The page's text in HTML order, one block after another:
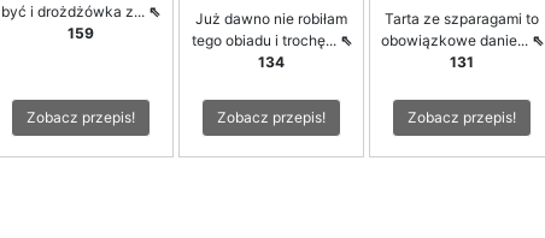
być i drożdżówka z... ⇖
159
Zobacz przepis!
Już dawno nie robiłam
tego obiadu i trochę... ⇖
134
Zobacz przepis!
Tarta ze szparagami to
obowiązkowe danie... ⇖
131
Zobacz przepis!